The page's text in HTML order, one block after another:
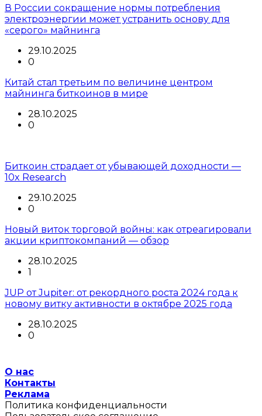
В России сокращение нормы потребления
электроэнергии может устранить основу для
«серого» майнинга
29.10.2025
0
Китай стал третьим по величине центром
майнинга биткоинов в мире
28.10.2025
0
Биткоин страдает от убывающей доходности —
10x Research
29.10.2025
0
Новый виток торговой войны: как отреагировали
акции криптокомпаний — обзор
28.10.2025
1
JUP от Jupiter: от рекордного роста 2024 года к
новому витку активности в октябре 2025 года
28.10.2025
0
О нас
Контакты
Реклама
Политика конфиденциальности